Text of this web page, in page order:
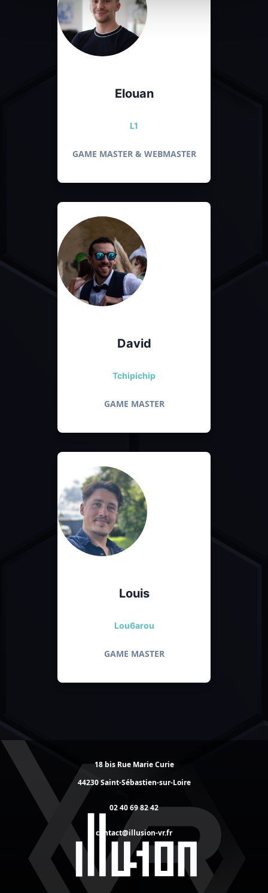
Elouan
L1
GAME MASTER & WEBMASTER
David
Tchipichip
GAME MASTER
Louis
Lou6arou
GAME MASTER
18 bis Rue Marie Curie
44230 Saint-Sébastien-sur-Loire
02 40 69 82 42
contact@illusion-vr.fr